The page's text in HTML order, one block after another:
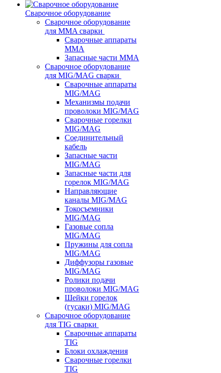
Сварочное оборудование
Сварочное оборудование
для MMA сварки
Сварочные аппараты
MMA
Запасные части MMA
Сварочное оборудование
для MIG/MAG сварки
Сварочные аппараты
MIG/MAG
Механизмы подачи
проволоки MIG/MAG
Сварочные горелки
MIG/MAG
Соединительный
кабель
Запасные части
MIG/MAG
Запасные части для
горелок MIG/MAG
Направляющие
каналы MIG/MAG
Токосъемники
MIG/MAG
Газовые сопла
MIG/MAG
Пружины для сопла
MIG/MAG
Диффузоры газовые
MIG/MAG
Ролики подачи
проволоки MIG/MAG
Шейки горелок
(гусаки) MIG/MAG
Сварочное оборудование
для TIG сварки
Сварочные аппараты
TIG
Блоки охлаждения
Сварочные горелки
TIG